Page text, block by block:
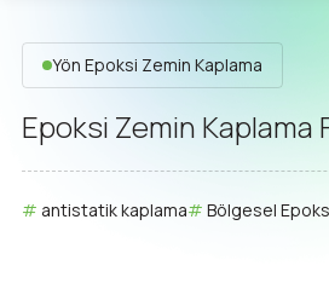
Yön Epoksi Zemin Kaplama
Epoksi Zemin Kaplama
antistatik kaplama Bölgesel